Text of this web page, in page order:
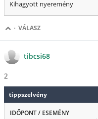
Kihagyott nyeremény
· VÁLASZ
tibcsi68
2
tippszelvény
IDŐPONT / ESEMÉNY